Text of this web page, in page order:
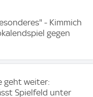
- Kimmich
gegen
geht weiter:
Spielfeld unter